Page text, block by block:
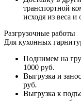
транспортной
исходя из веса и
Разгрузочные работы
Для кухонных
Поднимем на
1000 руб.
Выгрузка и
руб.
Выгрузка к